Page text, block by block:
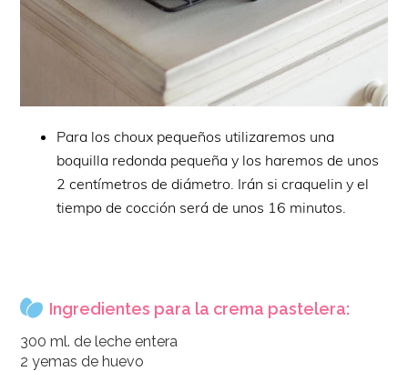
Para los choux pequeños utilizaremos una
boquilla redonda pequeña y los haremos de unos
2 centímetros de diámetro. Irán si craquelin y el
tiempo de cocción será de unos 16 minutos.
Ingredientes para la crema pastelera:
300 ml. de leche entera
2 yemas de huevo